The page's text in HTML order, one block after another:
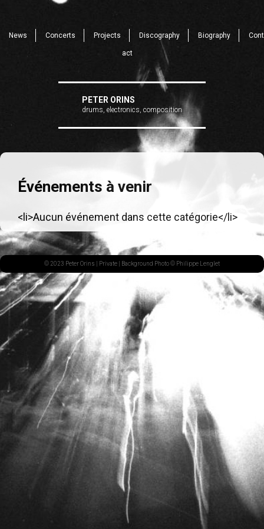
News Concerts Projects Discography Biography Cont
act
PETER ORINS
drums, electronics, composition
Événements à venir
<li>Aucun événement dans cette catégorie</li>
© 2023 Peter Orins | Private | Background Photo © Philippe Lenglet